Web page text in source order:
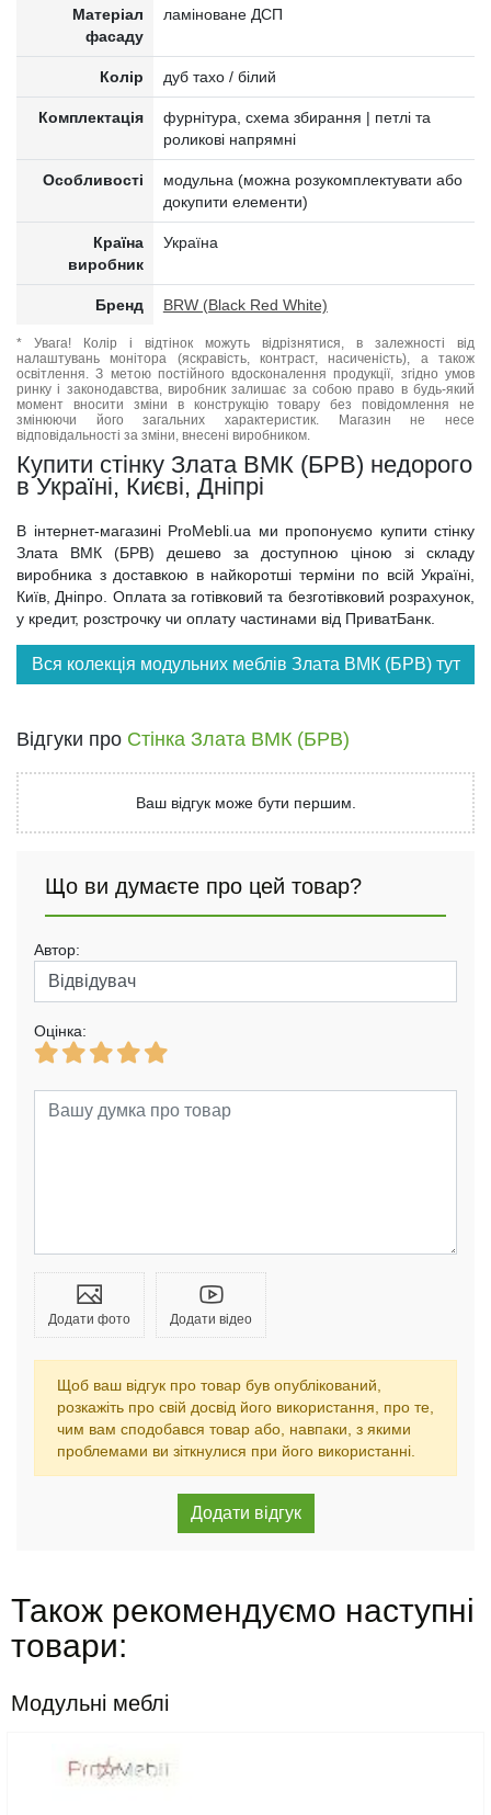
Матеріал
фасаду
ламіноване ДСП
Колір дуб тахо / білий
Комплектація
фурнітура, схема збирання | петлі та
роликові напрямні
Особливості
модульна (можна розукомплектувати або
докупити елементи)
Країна
виробник
Україна
Бренд BRW (Black Red White)
* Увага! Колір і відтінок можуть відрізнятися, в залежності від
налаштувань монітора (яскравість, контраст, насиченість), а також
освітлення. З метою постійного вдосконалення продукції, згідно умов
ринку і законодавства, виробник залишає за собою право в будь-який
момент вносити зміни в конструкцію товару без повідомлення не
змінюючи його загальних характеристик. Магазин не несе
відповідальності за зміни, внесені виробником.
Купити стінку Злата ВМК (БРВ) недорого
в Україні, Києві, Дніпрі
В інтернет-магазині ProMebli.ua ми пропонуємо купити стінку
Злата ВМК (БРВ) дешево за доступною ціною зі складу
виробника з доставкою в найкоротші терміни по всій Україні,
Київ, Дніпро. Оплата за готівковий та безготівковий розрахунок,
у кредит, розстрочку чи оплату частинами від ПриватБанк.
Вся колекція модульних меблів Злата ВМК (БРВ) тут
Відгуки про Стінка Злата ВМК (БРВ)
Ваш відгук може бути першим.
Що ви думаєте про цей товар?
Автор:
Оцінка:
Додати фото Додати відео
Щоб ваш відгук про товар був опублікований,
розкажіть про свій досвід його використання, про те,
чим вам сподобався товар або, навпаки, з якими
проблемами ви зіткнулися при його використанні.
Також рекомендуємо наступні
товари:
Модульні меблі